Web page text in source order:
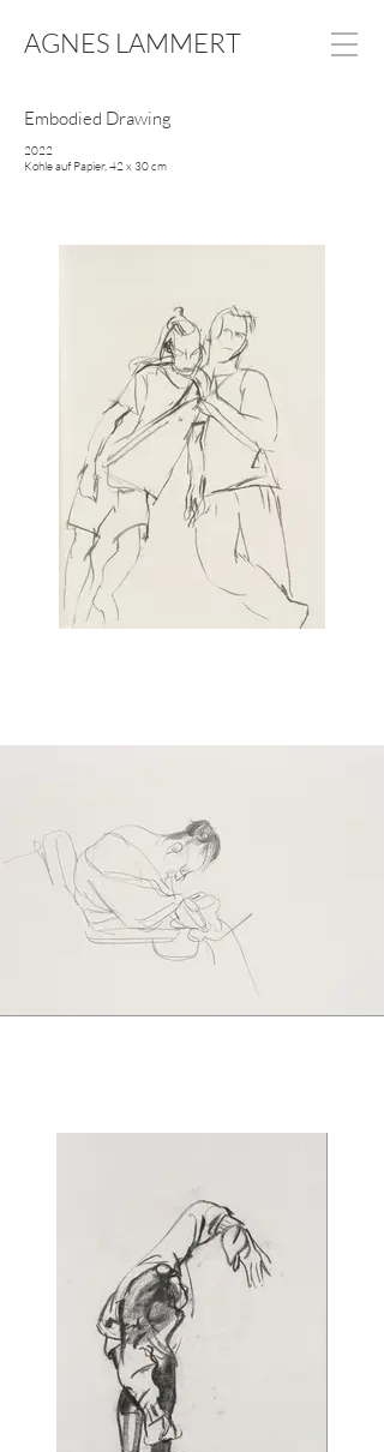
AGNES LAMMERT
Embodied Drawing
2022
Kohle auf Papier, 42 x 30 cm